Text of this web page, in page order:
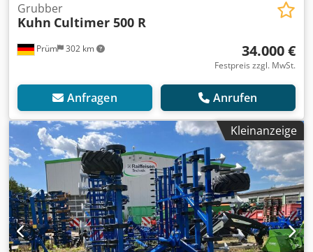
Prüm 302 km
Grubber
Kuhn Cultimer 500 R
34.000 €
Festpreis zzgl. MwSt.
Anfragen Anrufen
Kleinanzeige